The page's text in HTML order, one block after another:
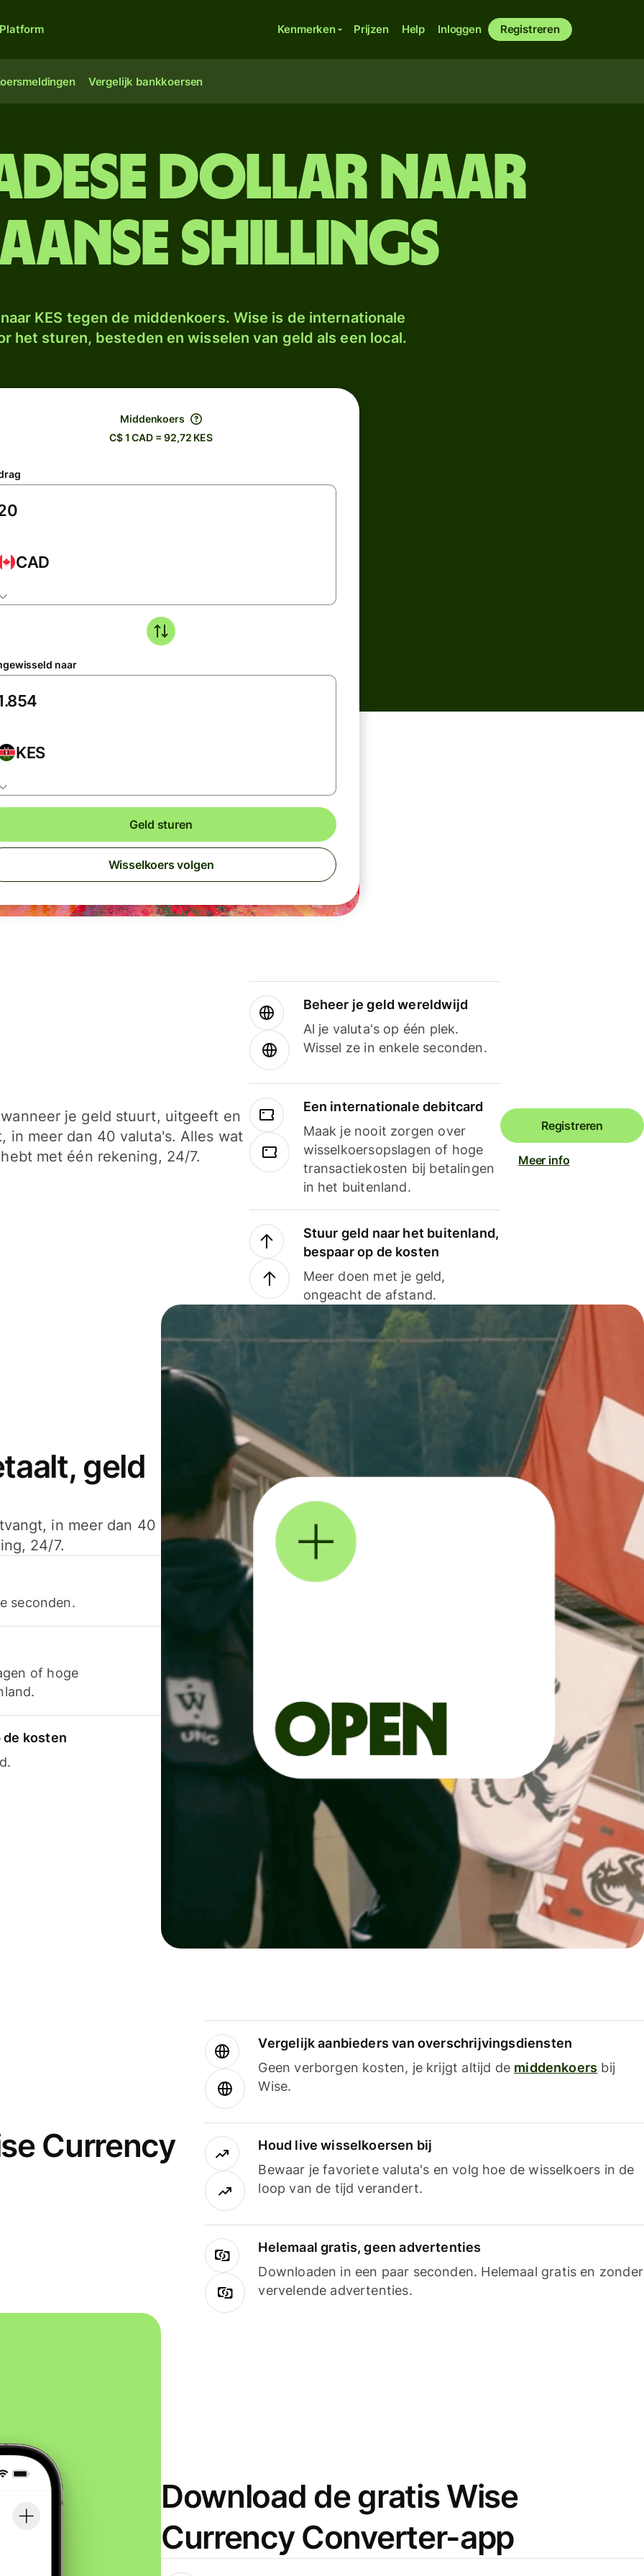
Platform Kenmerken Prijzen Help Inloggen Registreren
Vergelijk bankkoersen
dollar naar
shillings
KES tegen de middenkoers. Wise is de internationale
het sturen, besteden en wisselen van geld als een local.
Middenkoers
C$ 1 CAD = 92,72 KES
CAD
naar
KES
Geld sturen
Wisselkoers volgen
je geld stuurt, uitgeeft en
in meer dan 40 valuta's. Alles wat
met één rekening, 24/7.
Beheer je geld wereldwijd
Al je valuta's op één plek.
Wissel ze in enkele seconden.
Een internationale debitcard
Maak je nooit zorgen over
wisselkoersopslagen of hoge
transactiekosten bij betalingen
in het buitenland.
Stuur geld naar het buitenland,
bespaar op de kosten
Meer doen met je geld,
ongeacht de afstand.
Registreren
Meer info
geld
in meer dan 40
24/7.
seconden.
of hoge
de kosten
Currency
Vergelijk aanbieders van overschrijvingsdiensten
Geen verborgen kosten, je krijgt altijd de middenkoers bij
Wise.
Houd live wisselkoersen bij
Bewaar je favoriete valuta's en volg hoe de wisselkoers in de
loop van de tijd verandert.
Helemaal gratis, geen advertenties
Downloaden in een paar seconden. Helemaal gratis en zonder
vervelende advertenties.
Download de gratis Wise
Currency Converter-app